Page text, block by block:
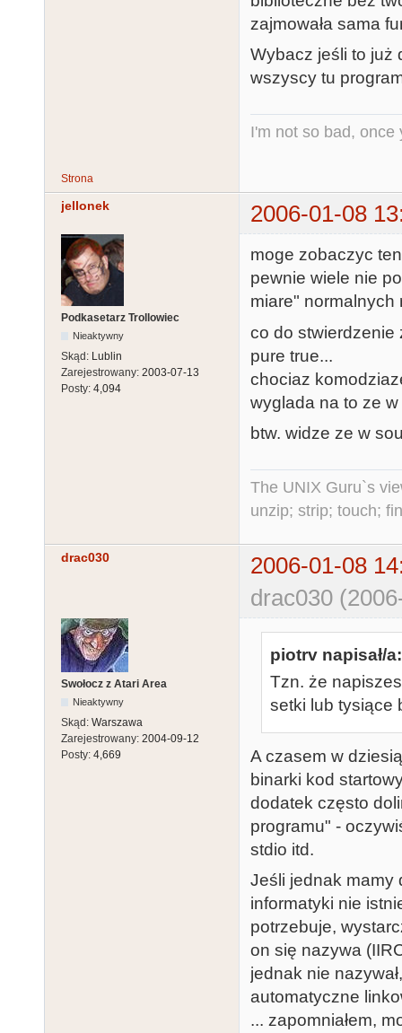
zajmowała sama
Wybacz jeśli to już
wszyscy tu
I'm not so bad, once
Strona
jellonek 2006-01-08
Podkasetarz Trollowiec
Nieaktywny
Skąd: Lublin
Zarejestrowany: 2003-07-13
Posty: 4,094
moge zobaczyc
pewnie wiele nie
miare" normalnych
co do stwierdzenie
pure true...
chociaz
wyglada na to ze
btw. widze ze w
The UNIX Guru`s
unzip; strip; touch;
drac030
2006-01-08
drac030
Swołocz z Atari Area
Nieaktywny
Skąd: Warszawa
Zarejestrowany: 2004-09-12
Posty: 4,669
piotrv napisał/a:
Tzn. że
setki lub tysiące
A czasem w
binarki kod
dodatek często
programu" -
stdio itd.
Jeśli jednak mamy
informatyki nie
potrzebuje,
on się nazywa
jednak nie
automatyczne
... zapomniałem,